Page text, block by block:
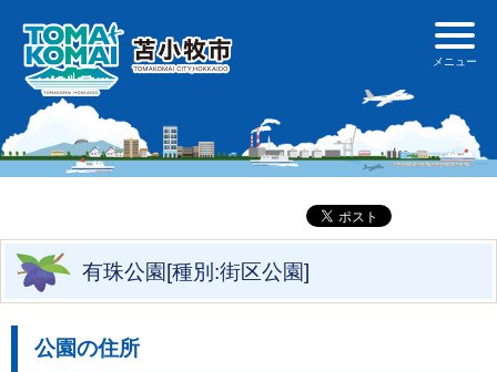
有珠公園[種別:街区公園]
公園の住所